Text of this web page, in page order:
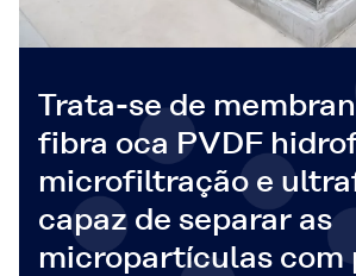
Trata-se de
fibra oca PVDF
microfiltração e
capaz de separar as
micropartículas com